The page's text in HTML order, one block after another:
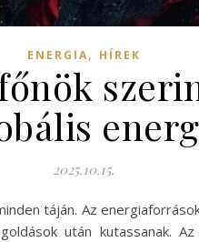
ENERGIA, HÍREK
2025.10.15.
táján. Az
után kutassanak.